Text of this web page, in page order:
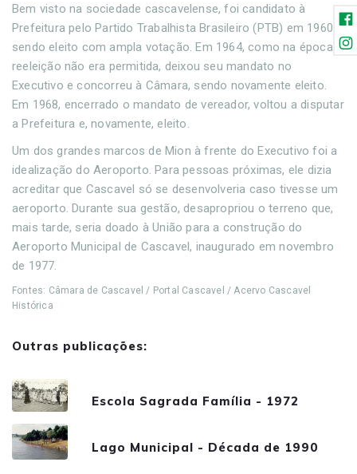
Bem visto na sociedade cascavelense, foi candidato à
Prefeitura pelo Partido Trabalhista Brasileiro (PTB) em 1960,
sendo eleito com ampla votação. Em 1964, como na época a
reeleição não era permitida, deixou seu mandato no
Executivo e concorreu à Câmara, sendo novamente eleito.
Em 1968, encerrado o mandato de vereador, voltou a disputar
a Prefeitura e, novamente, eleito.
Um dos grandes marcos de Mion à frente do Executivo foi a
idealização do Aeroporto. Para pessoas próximas, ele dizia
acreditar que Cascavel só se desenvolveria caso tivesse um
aeroporto. Durante sua gestão, desapropriou o terreno que,
mais tarde, seria doado à União para a construção do
Aeroporto Municipal de Cascavel, inaugurado em novembro
de 1977.
Fontes: Câmara de Cascavel / Portal Cascavel / Acervo Cascavel
Histórica
Outras publicações:
Escola Sagrada Família - 1972
Lago Municipal - Década de 1990